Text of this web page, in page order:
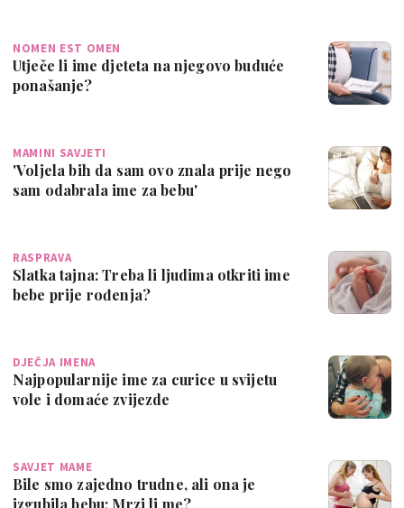
NOMEN EST OMEN
Utječe li ime djeteta na njegovo buduće
ponašanje?
MAMINI SAVJETI
'Voljela bih da sam ovo znala prije nego
sam odabrala ime za bebu'
RASPRAVA
Slatka tajna: Treba li ljudima otkriti ime
bebe prije rođenja?
DJEČJA IMENA
Najpopularnije ime za curice u svijetu
vole i domaće zvijezde
SAVJET MAME
Bile smo zajedno trudne, ali ona je
izgubila bebu: Mrzi li me?